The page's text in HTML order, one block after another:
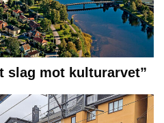
slag mot kulturarvet”